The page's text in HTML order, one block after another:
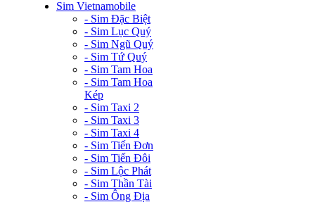
Sim Vietnamobile
- Sim Đặc Biệt
- Sim Lục Quý
- Sim Ngũ Quý
- Sim Tứ Quý
- Sim Tam Hoa
- Sim Tam Hoa
Kép
- Sim Taxi 2
- Sim Taxi 3
- Sim Taxi 4
- Sim Tiến Đơn
- Sim Tiến Đôi
- Sim Lộc Phát
- Sim Thần Tài
- Sim Ông Địa